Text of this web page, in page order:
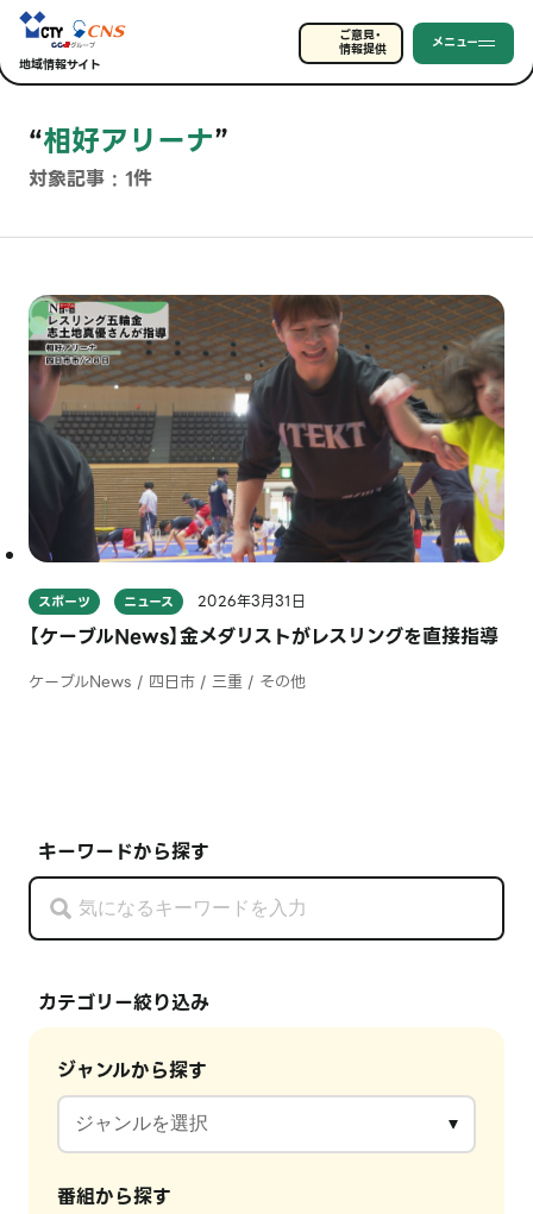
地域情報サイト
ご意見・
情報提供 メニュー
“相好アリーナ”
対象記事 : 1件
キーワードから探す
カテゴリー絞り込み
ジャンルから探す
番組から探す
スポーツ ニュース 2026年3月31日
【ケーブルNews】金メダリストがレスリングを直接指導
ケーブルNews / 四日市 / 三重 / その他